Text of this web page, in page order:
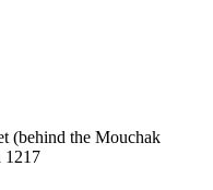
(behind the Mouchak
1217